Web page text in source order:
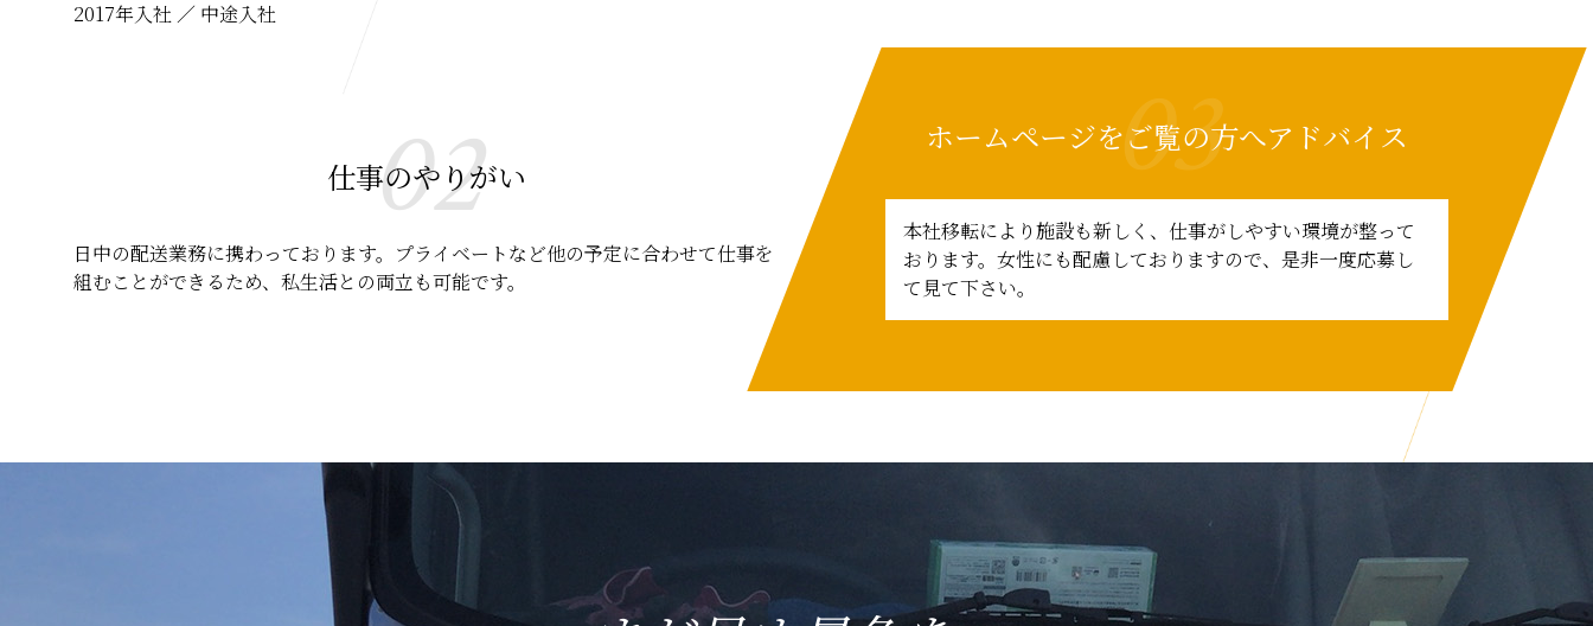
2017年入社 ／ 中途入社
02
仕事のやりがい
日中の配送業務に携わっております。プライベートなど他の予定に合わせて仕事を
組むことができるため、私生活との両立も可能です。
03
ホームページをご覧の方へアドバイス
本社移転により施設も新しく、仕事がしやすい環境が整って
おります。女性にも配慮しておりますので、是非一度応募し
て見て下さい。